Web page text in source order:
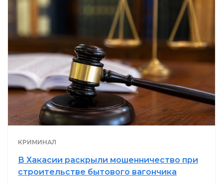
КРИМИНАЛ
В Хакасии раскрыли мошенничество при
строительстве бытового вагончика